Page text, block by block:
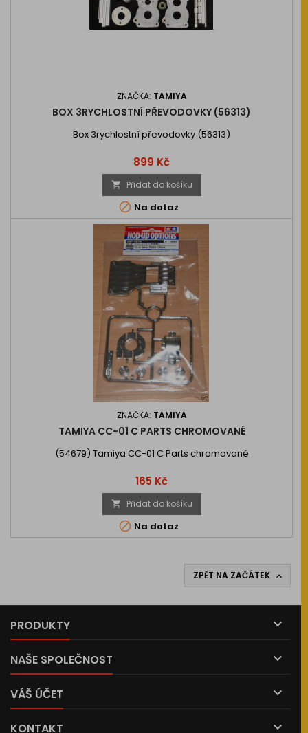
ZNAČKA: TAMIYA
BOX 3RYCHLOSTNÍ PŘEVODOVKY (56313)
Box 3rychlostní převodovky (56313)
Cena
899 Kč
 Přidat do košíku
 Na dotaz
ZNAČKA: TAMIYA
TAMIYA CC-01 C PARTS CHROMOVANÉ
(54679) Tamiya CC-01 C Parts chromované
Cena
165 Kč
 Přidat do košíku
 Na dotaz
ZPĚT NA ZAČÁTEK 
PRODUKTY 
NAŠE SPOLEČNOST 
VÁŠ ÚČET 
KONTAKT 